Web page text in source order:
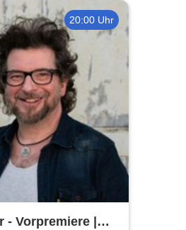
20:00 Uhr
- Vorpremiere |